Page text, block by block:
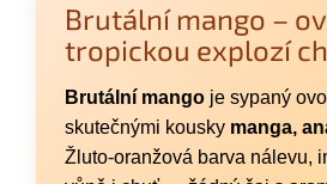
Brutální mango –
tropickou explozí
Brutální mango je sypaný
skutečnými kousky manga,
Žluto-oranžová barva nálevu,